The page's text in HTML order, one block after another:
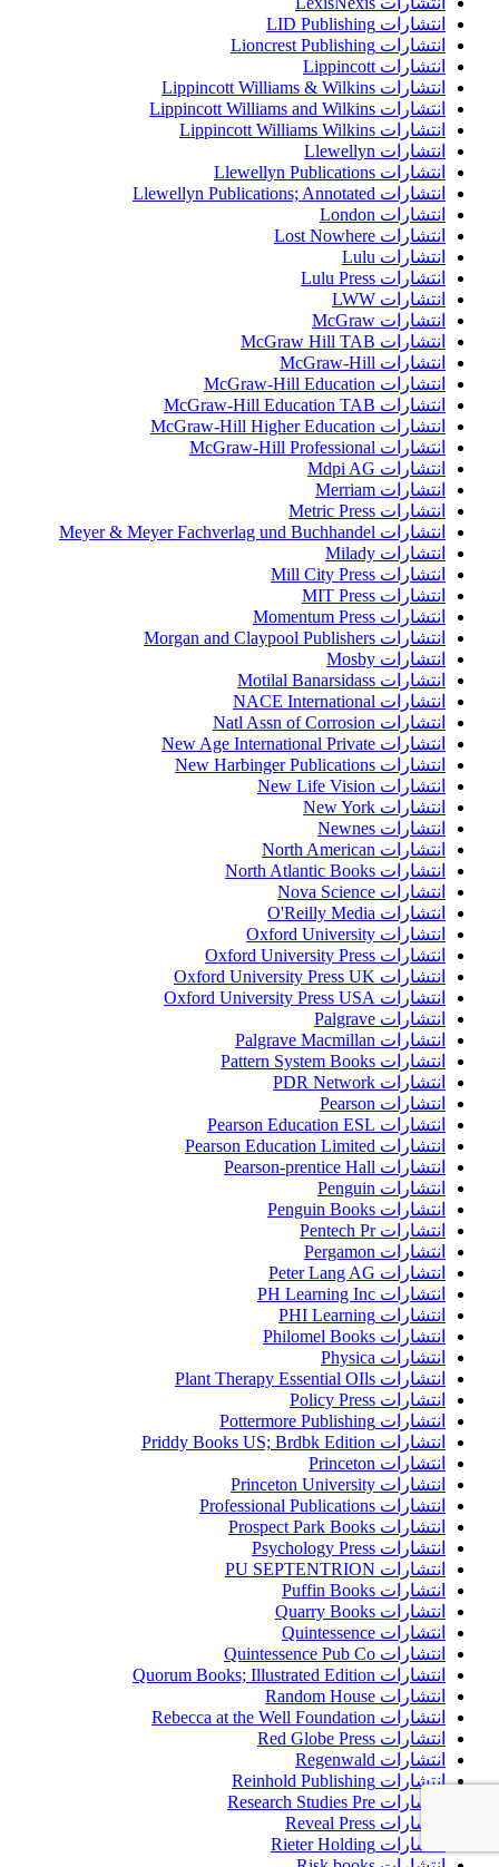
انتشارات LID Publishing
انتشارات Lioncrest Publishing
انتشارات Lippincott
انتشارات Lippincott Williams & Wilkins
انتشارات Lippincott Williams and Wilkins
انتشارات Lippincott Williams Wilkins
انتشارات Llewellyn
انتشارات Llewellyn Publications
انتشارات Llewellyn Publications; Annotated
انتشارات London
انتشارات Lost Nowhere
انتشارات Lulu
انتشارات Lulu Press
انتشارات LWW
انتشارات McGraw
انتشارات McGraw Hill TAB
انتشارات McGraw-Hill
انتشارات McGraw-Hill Education
انتشارات McGraw-Hill Education TAB
انتشارات McGraw-Hill Higher Education
انتشارات McGraw-Hill Professional
انتشارات Mdpi AG
انتشارات Merriam
انتشارات Metric Press
انتشارات Meyer & Meyer Fachverlag und Buchhandel
انتشارات Milady
انتشارات Mill City Press
انتشارات MIT Press
انتشارات Momentum Press
انتشارات Morgan and Claypool Publishers
انتشارات Mosby
انتشارات Motilal Banarsidass
انتشارات NACE International
انتشارات Natl Assn of Corrosion
انتشارات New Age International Private
انتشارات New Harbinger Publications
انتشارات New Life Vision
انتشارات New York
انتشارات Newnes
انتشارات North American
انتشارات North Atlantic Books
انتشارات Nova Science
انتشارات O'Reilly Media
انتشارات Oxford University
انتشارات Oxford University Press
انتشارات Oxford University Press UK
انتشارات Oxford University Press USA
انتشارات Palgrave
انتشارات Palgrave Macmillan
انتشارات Pattern System Books
انتشارات PDR Network
انتشارات Pearson
انتشارات Pearson Education ESL
انتشارات Pearson Education Limited
انتشارات Pearson-prentice Hall
انتشارات Penguin
انتشارات Penguin Books
انتشارات Pentech Pr
انتشارات Pergamon
انتشارات Peter Lang AG
انتشارات PH Learning Inc
انتشارات PHI Learning
انتشارات Philomel Books
انتشارات Physica
انتشارات Plant Therapy Essential OIls
انتشارات Policy Press
انتشارات Pottermore Publishing
انتشارات Priddy Books US; Brdbk Edition
انتشارات Princeton
انتشارات Princeton University
انتشارات Professional Publications
انتشارات Prospect Park Books
انتشارات Psychology Press
انتشارات PU SEPTENTRION
انتشارات Puffin Books
انتشارات Quarry Books
انتشارات Quintessence
انتشارات Quintessence Pub Co
انتشارات Quorum Books; Illustrated Edition
انتشارات Random House
انتشارات Rebecca at the Well Foundation
انتشارات Red Globe Press
انتشارات Regenwald
انتشارات Reinhold Publishing
انتشارات Research Studies Pre
انتشارات Reveal Press
انتشارات Rieter Holding